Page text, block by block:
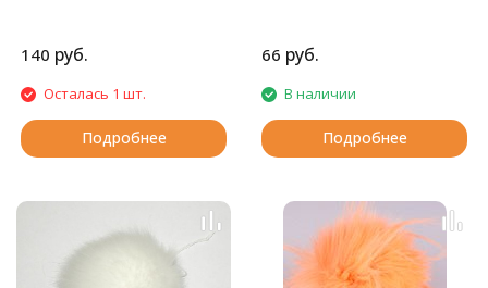
140 руб.
Осталась 1 шт.
Подробнее
66 руб.
В наличии
Подробнее